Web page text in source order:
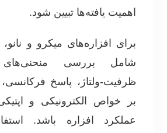
اهمیت یافته‌ها تبیین شود.
برای افزاره‌های میکرو و
شامل بررسی منحنی‌های
ظرفیت-ولتاژ، پاسخ فرکانسی،
بر خواص الکترونیکی و
عملکرد افزاره باشد.